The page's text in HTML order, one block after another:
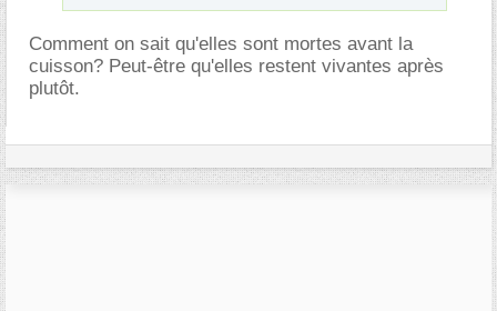
Comment on sait qu'elles sont mortes avant la
cuisson? Peut-être qu'elles restent vivantes après
plutôt.